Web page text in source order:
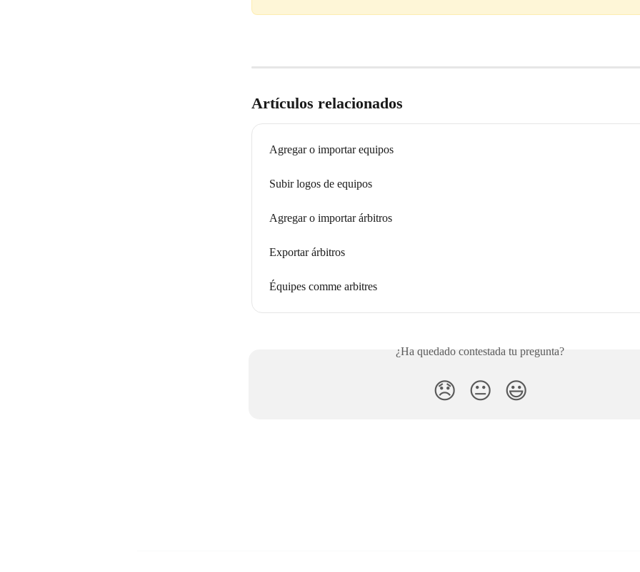
Artículos relacionados
Agregar o importar equipos
Subir logos de equipos
Agregar o importar árbitros
Exportar árbitros
Équipes comme arbitres
¿Ha quedado contestada tu pregunta?
😞 😐 😃